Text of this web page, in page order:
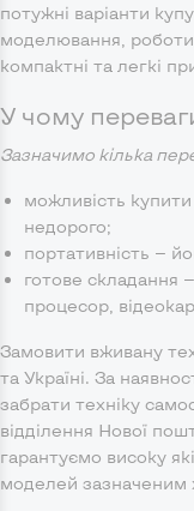
потужні варіанти
моделювання,
компактні та легкі
У чому
Зазначимо кілька
можливість
недорого;
портативність —
готове складання
процесор,
Замовити вживану
та Україні. За
забрати техніку
відділення Нової
гарантуємо високу
моделей зазначеним